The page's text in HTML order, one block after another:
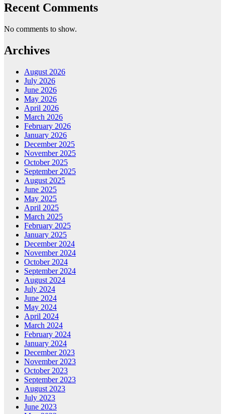
Recent Comments
No comments to show.
Archives
August 2026
July 2026
June 2026
May 2026
April 2026
March 2026
February 2026
January 2026
December 2025
November 2025
October 2025
September 2025
August 2025
June 2025
May 2025
April 2025
March 2025
February 2025
January 2025
December 2024
November 2024
October 2024
September 2024
August 2024
July 2024
June 2024
May 2024
April 2024
March 2024
February 2024
January 2024
December 2023
November 2023
October 2023
September 2023
August 2023
July 2023
June 2023